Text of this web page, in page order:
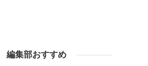
編集部おすすめ